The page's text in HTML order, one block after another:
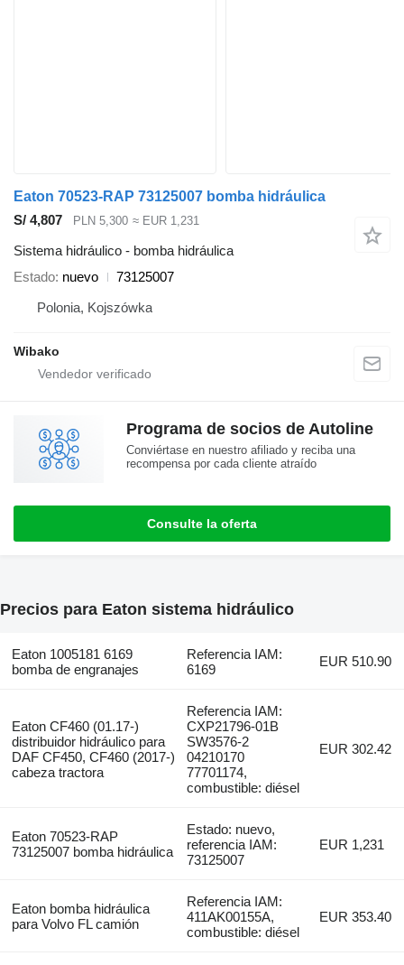
Eaton 70523-RAP 73125007 bomba hidráulica
S/ 4,807
PLN 5,300 ≈ EUR 1,231
Sistema hidráulico - bomba hidráulica
Estado nuevo
73125007
Polonia, Kojszówka
Wibako
Programa de socios de Autoline
Conviértase en nuestro afiliado y reciba una
recompensa por cada cliente atraído
Consulte la oferta
Precios para Eaton sistema hidráulico
Eaton 1005181 6169
bomba de engranajes
Referencia IAM:
6169
EUR 510.90
Eaton CF460 (01.17-)
distribuidor hidráulico para
DAF CF450, CF460 (2017-)
cabeza tractora
Referencia IAM:
CXP21796-01B
SW3576-2
04210170
77701174,
combustible: diésel
EUR 302.42
Eaton 70523-RAP
73125007 bomba hidráulica
Estado: nuevo,
referencia IAM:
73125007
EUR 1,231
Eaton bomba hidráulica
para Volvo FL camión
Referencia IAM:
411AK00155A,
combustible: diésel
EUR 353.40